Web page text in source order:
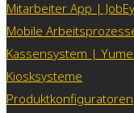
Mitarbeiter App |
Mobile
Kassensystem |
Kiosksysteme
Produktkonfiguratoren